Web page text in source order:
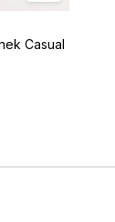
Casual